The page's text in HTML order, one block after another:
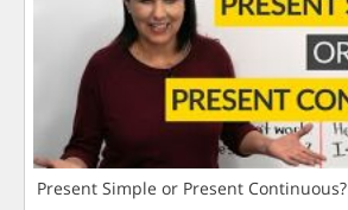
Present Simple or Present Continuous?